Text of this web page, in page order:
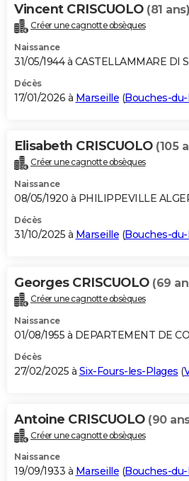
Carte de Noël
Carte Bonne année
Carte Saint-Valentin
Carte Pâques
Carte d'anniversaire
DICTIONNAIRE
Dictionnaire
Biographies
Citations
Expressions
Proverbes
PROGRAMME TV
S'inscrire
Se connecter
Lycées
Collèges
Primaires
Universités
Entreprises
Service militaire
Avis de recherche
AVIS DE DÉCÈS
Bricolage
Lifestyle
Culture
Sport
Auto
Television
Voyage
Cinema
Vincent CRISCUOLO (81 ans)
Créer une cagnotte obsèques
Naissance
31/05/1944 à CASTELLAMMARE DI
Décès
17/01/2026 à Marseille (Bouches-
Elisabeth CRISCUOLO (105
Créer une cagnotte obsèques
Naissance
08/05/1920 à PHILIPPEVILLE
Décès
31/10/2025 à Marseille (Bouches-
Georges CRISCUOLO (69
Créer une cagnotte obsèques
Naissance
01/08/1955 à DEPARTEMENT DE
Décès
27/02/2025 à Six-Fours-les-Plages (
Antoine CRISCUOLO (90
Créer une cagnotte obsèques
Naissance
19/09/1933 à Marseille (Bouches-